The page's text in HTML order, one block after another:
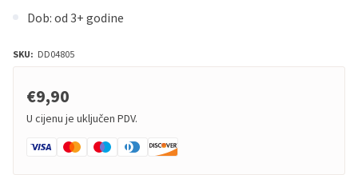
Dob: od 3+ godine
SKU: DD04805
€9,90
U cijenu je uključen PDV.